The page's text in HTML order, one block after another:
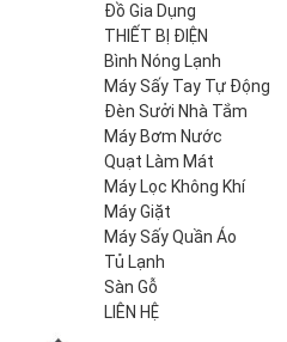
Đồ Gia Dụng
THIẾT BỊ ĐIỆN
Bình Nóng Lạnh
Máy Sấy Tay Tự Động
Đèn Sưởi Nhà Tắm
Máy Bơm Nước
Quạt Làm Mát
Máy Lọc Không Khí
Máy Giặt
Máy Sấy Quần Áo
Tủ Lạnh
Sàn Gỗ
LIÊN HỆ